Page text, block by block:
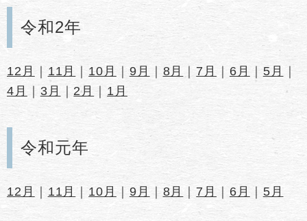
令和2年
12月 ｜ 11月 ｜ 10月 ｜ 9月 ｜ 8月 ｜ 7月 ｜ 6月 ｜ 5月
｜
4月
｜ 3月 ｜ 2月 ｜ 1月
令和元年
12月 ｜ 11月 ｜ 10月 ｜ 9月 ｜ 8月 ｜7月 ｜ 6月 ｜ 5月